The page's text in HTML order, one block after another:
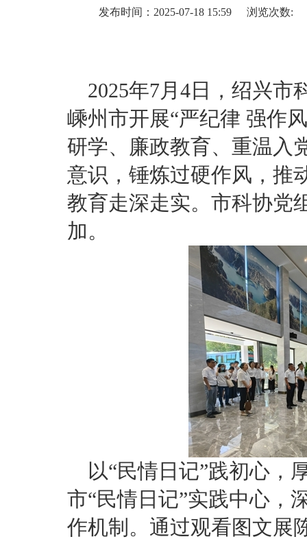
发布时间：2025-07-18 15:59 浏览次数:
2025年7月4日，绍兴
嵊州市开展“严纪律 强作
研学、廉政教育、重温入
意识，锤炼过硬作风，推
教育走深走实。市科协党
加。
以“民情日记”践初心，
市“民情日记”实践中心，
作机制。通过观看图文展